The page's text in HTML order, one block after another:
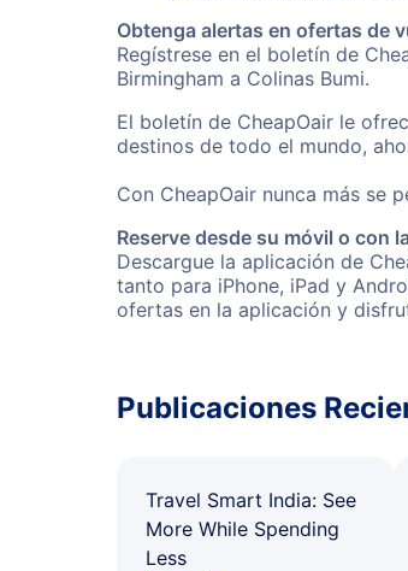
Obtenga alertas en ofertas de
Regístrese en el boletín de
Birmingham a Colinas Bumi.
El boletín de CheapOair le
destinos de todo el mundo,
Con CheapOair nunca más se
Reserve desde su móvil o con
Descargue la aplicación de
tanto para iPhone, iPad y
ofertas en la aplicación y
Publicaciones
Travel Smart India: See
More While Spending
Less